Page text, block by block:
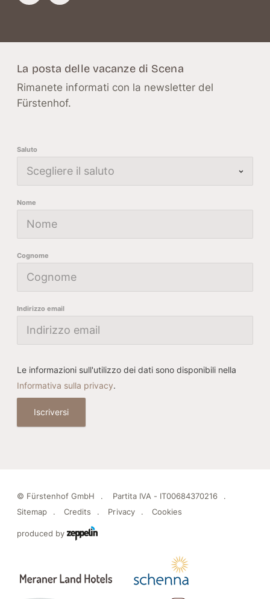
La posta delle vacanze di Scena
Rimanete informati con la newsletter del
Fürstenhof.
Saluto
Nome
Cognome
Indirizzo email
Le informazioni sull'utilizzo dei dati sono disponibili nella
Informativa sulla privacy.
Iscriversi
© Fürstenhof GmbH
Partita IVA - IT00684370216
Sitemap
Credits Privacy Cookies
produced by